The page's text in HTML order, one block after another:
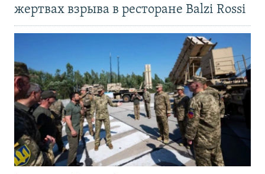
жертвах взрыва в ресторане Balzi Rossi